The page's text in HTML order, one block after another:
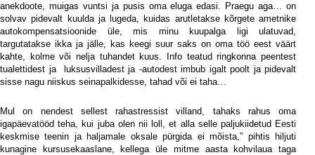
anekdoote, muigas vuntsi ja pusis oma eluga edasi. Praegu aga… on
solvav pidevalt kuulda ja lugeda, kuidas arutletakse kõrgete ametnike
autokompensatsioonide üle, mis minu kuupalga ligi ulatuvad,
targutatakse ikka ja jälle, kas keegi suur saks on oma töö eest väärt
kahte, kolme või nelja tuhandet kuus. Info teatud ringkonna peentest
tualettidest ja
luksusvilladest ja -autodest imbub igalt poolt ja pidevalt
sisse nagu niiskus seinapalkidesse, tahad või ei taha…
Mul on nendest sellest rahastressist villand, tahaks rahus oma
igapäevatööd teha, kui juba olen nii loll, et alla selle paljukiidetud Eesti
keskmise teenin ja haljamale oksale pürgida ei mõista,” pihtis hiljuti
kunagine kursusekaaslane, kellega üle mitme aasta kohvilaua taga